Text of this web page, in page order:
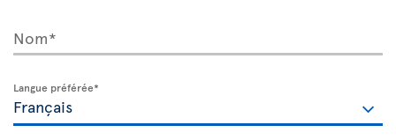
Nom*
Langue préférée*